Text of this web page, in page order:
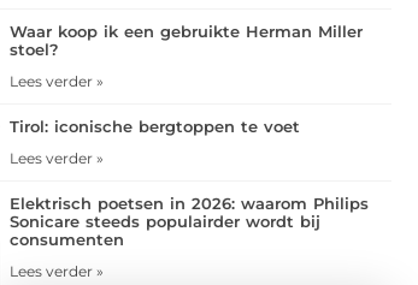
Waar koop ik een gebruikte Herman Miller
stoel?
Lees verder »
Tirol: iconische bergtoppen te voet
Lees verder »
Elektrisch poetsen in 2026: waarom Philips
Sonicare steeds populairder wordt bij
consumenten
Lees verder »